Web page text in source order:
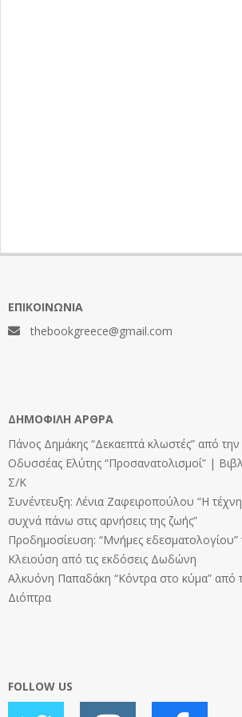
ΕΠΙΚΟΙΝΩΝΊΑ
thebookgreece@gmail.com
ΔΗΜΟΦΙΛΉ ΆΡΘΡΑ
Πάνος Δημάκης “Δεκαεπτά κλωστές” από
Οδυσσέας Ελύτης “Προσανατολισμοί” |
Σ/Κ
Συνέντευξη: Λένια Ζαφειροπούλου “Η τέχνη
συχνά πάνω στις αρνήσεις της ζωής”
Προδημοσίευση: “Μνήμες εδεσματολογίου”
Κλειούση από τις εκδόσεις Δωδώνη
Αλκυόνη Παπαδάκη “Κόντρα στο κύμα” από
Διόπτρα
FOLLOW US